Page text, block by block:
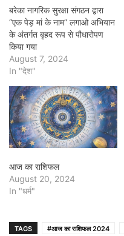
बरेका नागरिक सुरक्षा संगठन द्वारा
“एक पेड़ मां के नाम” लगाओ अभियान
के अंतर्गत बृहद रूप से पौधारोपण
किया गया
August 7, 2024
In "देश"
आज का राशिफल
August 20, 2024
In "धर्म"
TAGS #आज का राशिफल 2024